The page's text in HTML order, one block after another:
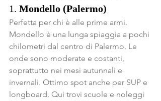
1. Mondello (Palermo)
Perfetta per chi è alle prime armi.
Mondello è una lunga spiaggia a pochi
chilometri dal centro di Palermo. Le
onde sono moderate e costanti,
soprattutto nei mesi autunnali e
invernali. Ottimo spot anche per SUP e
longboard. Qui trovi scuole e noleggi